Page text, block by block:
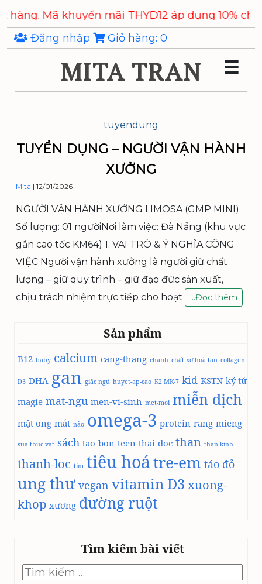
Skip
to
the
content
khuyến mãi THYD12 áp dụng 10% cho các
Đăng nhập
Giỏ hàng: 0
MITA TRAN ☰
tuyendung
TUYỂN DỤNG – NGƯỜI VẬN HÀNH
XƯỞNG
Mita | 12/01/2026
NGƯỜI VẬN HÀNH XƯỞNG LIMOSA (GMP MINI)
Số lượng: 01 ngườiNơi làm việc: Đà Nẵng (khu vực
gần cao tốc KM64) 1. VAI TRÒ & Ý NGHĨA CÔNG
VIỆC Người vận hành xưởng là người giữ chất
lượng – giữ quy trình – giữ đạo đức sản xuất,
chịu trách nhiệm trực tiếp cho hoạt
…T
U
D
N
G
–
N
ư
i
v
x
ư
Đọc thêm
Sản phẩm
B12 baby calcium cang-thang chanh chất xơ hoà tan collagen
D3 DHA gan giấc ngủ huyet-ap-cao K2 MK-7 kid KSTN kỷ tử
magie mat-ngu men-vi-sinh met-moi miễn dịch
mật ong mắt não omega-3 protein rang-mieng
sua-thuc-vat sách tao-bon teen thai-doc than than-kinh
thanh-loc tim tiêu hoátre-em táo đỏ
ung thư vegan vitamin D3 xuong-
khop xương đường ruột
Tìm kiếm bài viết
Tìm
kiếm